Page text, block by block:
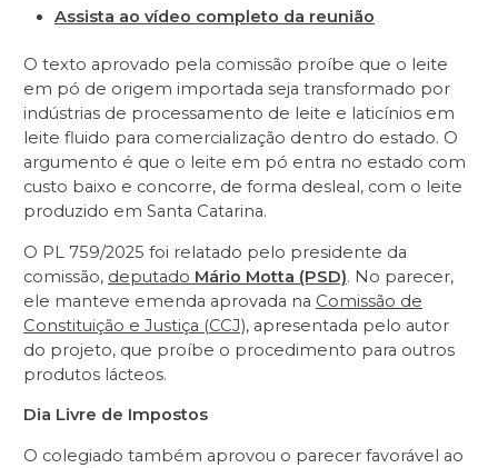
Assista ao vídeo completo da reunião
O texto aprovado pela comissão proíbe que o leite
em pó de origem importada seja transformado por
indústrias de processamento de leite e laticínios em
leite fluido para comercialização dentro do estado. O
argumento é que o leite em pó entra no estado com
custo baixo e concorre, de forma desleal, com o leite
produzido em Santa Catarina.
O PL 759/2025 foi relatado pelo presidente da
comissão, deputado Mário Motta (PSD). No parecer,
ele manteve emenda aprovada na Comissão de
Constituição e Justiça (CCJ), apresentada pelo autor
do projeto, que proíbe o procedimento para outros
produtos lácteos.
Dia Livre de Impostos
O colegiado também aprovou o parecer favorável ao